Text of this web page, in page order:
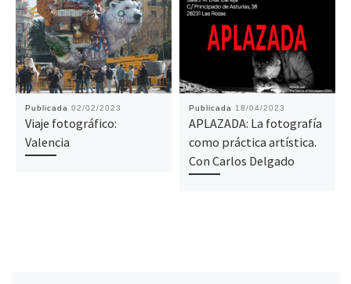
Publicada 02/02/2023
Viaje fotográfico:
Valencia
Publicada 18/04/2023
APLAZADA: La fotografía
como práctica artística.
Con Carlos Delgado